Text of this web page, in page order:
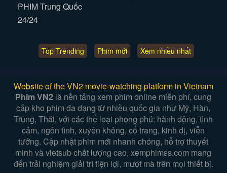
PHIM Trung Quốc
24/24
Top Trending Phim mới Xem nhiều nhất
Website of the VN2 movie-watching platform in Vietnam
Phim VN2 là nền tảng xem phim online miễn phí, cung
cấp kho phim đa dạng từ nhiều quốc gia như Mỹ, Hàn,
Trung, Thái, với các thể loại phong phú: hành động, tình
cảm, ngôn tình, xuyên không, cổ trang, kinh dị, viễn
tưởng. Cập nhật phim mới nhanh chóng, hỗ trợ thuyết
minh và vietsub chất lượng cao, xemphimss.com mang
đến trải nghiệm giải trí tiện lợi, mượt mà trên mọi thiết bị.